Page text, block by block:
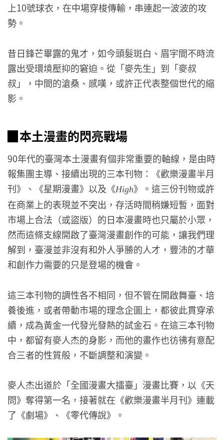
上10號球衣，在中場穿梭傳輸，串連起一波波的攻
勢。
昔日鋒芒畢露的鬼才，如今頭髮斑白、眉宇間不時流
露出受環境壓抑的窘迫。從「麥先生」到「麥叔
叔」，中間的滄桑、感嘆，或許正代表整個世代的縮
影。
▉本土漫畫的閃亮戰場
90年代的臺灣本土漫畫有個非常重要的軸線，是由時
報集團主導、接續出現的三本刊物：《歡樂漫畫半月
刊》、《星期漫畫》以及《High》。這三份刊物或許
在商業上的表現並不突出，存活時間稍嫌短暫，面對
市場上合法（或盜版）的日本漫畫時也只屬於小眾，
然而這條支線開啟了臺灣漫畫創作的可能，讓我們理
解到，臺漫並非沒有和外人爭勝的人才，豐沛的才華
和創作力需要的只是登場的機會。
這三本刊物的調性各不相同，但不管在開啟舞臺、培
養後進，或者帶動市場的理念企圖上，都彼此貫穿承
續，成為黃金一代發光發熱的試金石。在這三本刊物
中，都留有麥人杰的身影，而他的畫作也彷彿有意配
合三者的性質般，不斷調整和演變。
麥人杰出道於「全國漫畫大擂臺」漫畫比賽，以《天
問》奪得第一名，接著就在《歡樂漫畫半月刊》連載
了《劇場》、《零代傳說》。